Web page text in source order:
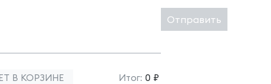
Отправить
В КОРЗИНЕ Итог: 0 ₽